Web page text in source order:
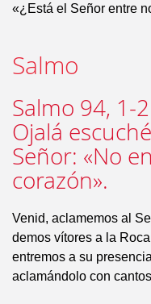
«¿Está el Señor entre
Salmo
Salmo 94, 1-
Ojalá
Señor: «No
corazón».
Venid, aclamemos al
demos vítores a la
entremos a su
aclamándolo con